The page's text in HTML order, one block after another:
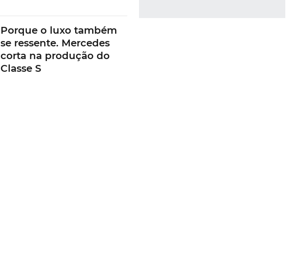
Porque o luxo também
se ressente. Mercedes
corta na produção do
Classe S